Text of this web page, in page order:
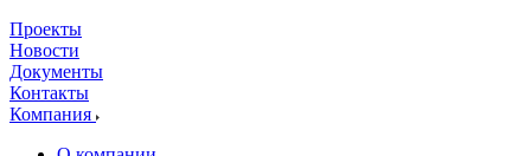
Проекты
Новости
Документы
Контакты
Компания